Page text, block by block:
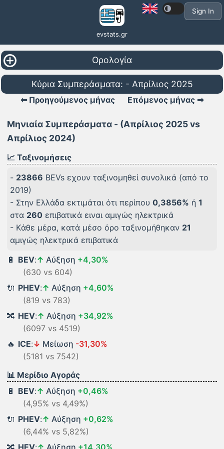
evstats.gr
Sign In
Ορολογία
Κύρια Συμπεράσματα: - Απρίλιος 2025
⬅ Προηγούμενος μήνας Επόμενος μήνας ➡
Μηνιαία Συμπεράσματα - (Απρίλιος 2025 vs
Απρίλιος 2024)
📈 Ταξινομήσεις
- 23866 BEVs εχουν ταξινομηθεί συνολικά (από το
2019)
- Στην Ελλάδα εκτιμάται ότι περίπου 0,3856% ή 1
στα 260 επιβατικά ειναι αμιγώς ηλεκτρικά
- Kάθε μέρα, κατά μέσο όρο ταξινομήθηκαν 21
αμιγώς ηλεκτρικά επιβατικά
🔋 BEV:↑ Αύξηση +4,30%
(630 vs 604)
🔌 PHEV:↑ Αύξηση +4,60%
(819 vs 783)
🔀 HEV:↑ Αύξηση +34,92%
(6097 vs 4519)
🔥 ICE:↓ Μείωση -31,30%
(5181 vs 7542)
📊 Μερίδιο Αγοράς
🔋 BEV:↑ Αύξηση +0,46%
(4,95% vs 4,49%)
🔌 PHEV:↑ Αύξηση +0,62%
(6,44% vs 5,82%)
🔀 HEV:↑ Αύξηση +14,30%